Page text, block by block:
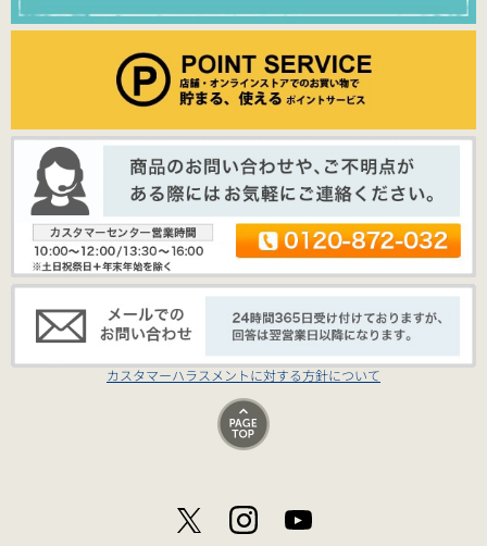
カスタマーハラスメントに対する方針について